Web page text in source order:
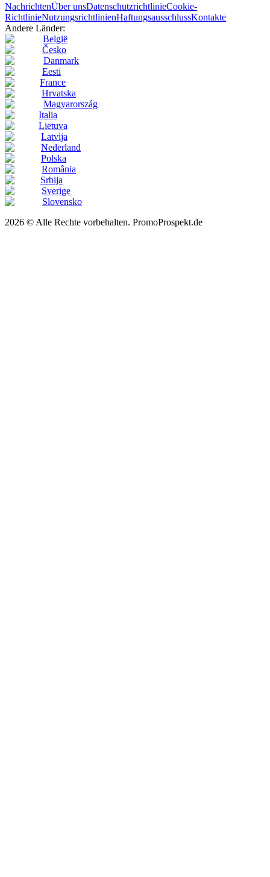
NachrichtenÜber unsDatenschutzrichtlinieCookie-
RichtlinieNutzungsrichtlinienHaftungsausschlussKontakte
Andere Länder:
België
Česko
Danmark
Eesti
France
Hrvatska
Magyarország
Italia
Lietuva
Latvija
Nederland
Polska
România
Srbija
Sverige
Slovensko
2026 © Alle Rechte vorbehalten. PromoProspekt.de